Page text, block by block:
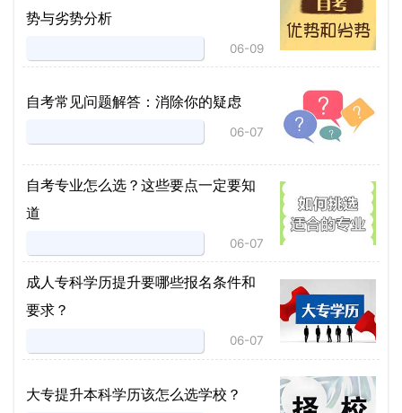
势与劣势分析
06-09
自考常见问题解答：消除你的疑虑
06-07
自考专业怎么选？这些要点一定要知
道
06-07
成人专科学历提升要哪些报名条件和
要求？
06-07
大专提升本科学历该怎么选学校？